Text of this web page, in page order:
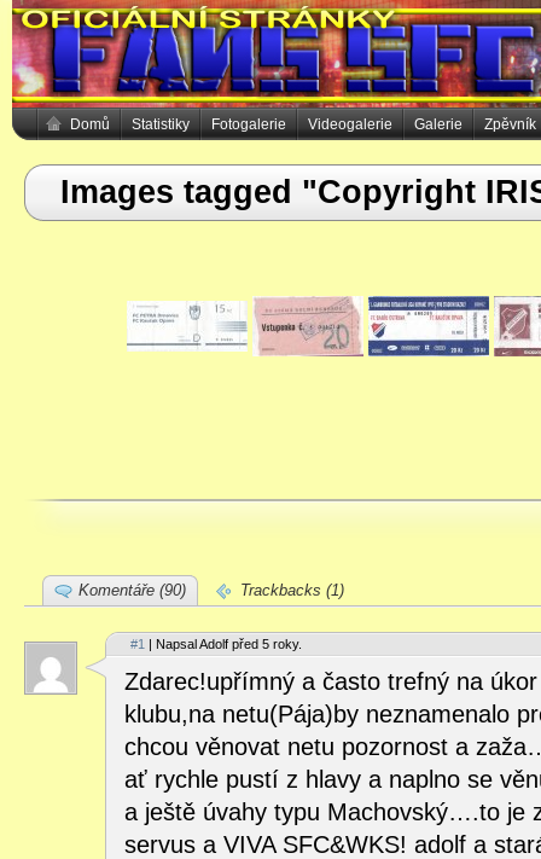
Domů Statistiky Fotogalerie Videogalerie Galerie Zpěvník
Images tagged "Copyright
Komentáře (90) Trackbacks (1)
#1 | Napsal Adolf před 5 roky.
Zdarec!upřímný a často trefný na
klubu,na netu(Pája)by neznamenalo
chcou věnovat netu pozornost a
ať rychle pustí z hlavy a naplno se
a ještě úvahy typu Machovský….to je
servus a VIVA SFC&WKS! adolf a